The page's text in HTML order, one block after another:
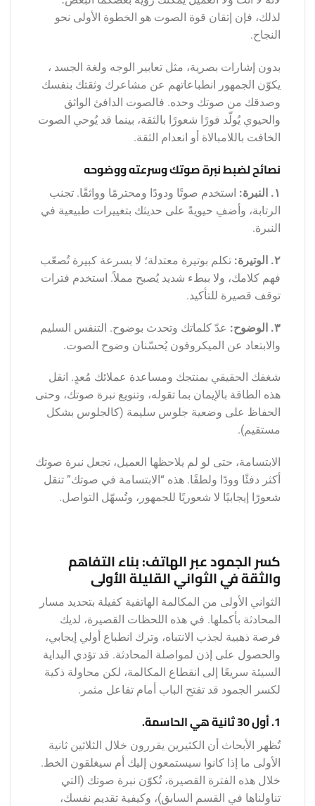
لذلك، فإن إتقان قوة الصوت هو الخطوة الأولى نحو
النجاح.
بدون إشارات بصرية، مثل تعابير الوجه ولغة الجسد ،
يكوّن الجمهور انطباعاتهم عن مشاعرك وثقتك بنفسك
وصدقك من صوتك وحده. فالصوت الدافئ الواثق
والحيوي يُولّد فورًا شعورًا بالثقة، بينما قد يُوحي الصوت
الخافت باللامبالاة أو انعدام الثقة.
نصائح لضبط نبرة صوتك وسرعته ووضوحه
١. النبرة:
استخدم صوتًا ودودًا ومحترمًا وواثقًا. تجنب
الرتابة، وأضفِ حيويةً على حديثك بتغييرات طبيعية في
النبرة.
٢. الوتيرة:
تكلم بوتيرة معتدلة؛ لا بسرعة كبيرة تُصعّب
فهم كلامك، ولا ببطء شديد يُصبح مملاً. استخدم فترات
توقف قصيرة للتأكيد.
٣. الوضوح:
عدّ كلماتك وتحدث بوضوح. التنفس السليم
والابتعاد عن الميكروفون يُحسّنان وضوح الصوت.
شغفك الحقيقي بمنتجك ومساعدة عملائك مُعدٍ. انقل
هذه الطاقة بالإيمان بما تقوله، وتنويع نبرة صوتك، وحتى
الحفاظ على وضعية جلوس سليمة (كالجلوس بشكل
مستقيم).
الابتسامة، حتى لو لم يلاحظها العميل، تجعل نبرة صوتك
أكثر دفئًا وودًا ولطفًا. هذه “الابتسامة في صوتك” تنقل
شعورًا إيجابيًا لا شعوريًا للجمهور، وتُسهّل التواصل.
كسر الجمود عبر الهاتف: بناء التفاهم
والثقة في الثواني القليلة الأولى
الثواني الأولى من المكالمة الهاتفية كفيلة بتحديد مسار
المحادثة بأكملها. في هذه اللحظات القصيرة، لديك
فرصة ذهبية لجذب الانتباه، وترك انطباع أولي إيجابي،
والحصول على إذن لمواصلة المحادثة. قد تؤدي البداية
السيئة سريعًا إلى انقطاع المكالمة، لكن محاولة ذكية
لكسر الجمود قد تفتح الباب أمام تفاعل مثمر.
1. أول 30 ثانية هي الحاسمة.
تُظهر الأبحاث أن الكثيرين يقررون خلال الثلاثين ثانية
الأولى ما إذا كانوا سيستمعون إليك أم سيغلقون الخط.
خلال هذه الفترة القصيرة، تُكوّن نبرة صوتك (التي
تناولناها في القسم السابق)، وكيفية تقديم نفسك،